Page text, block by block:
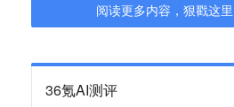
阅读更多内容，狠戳这里
36氪AI测评